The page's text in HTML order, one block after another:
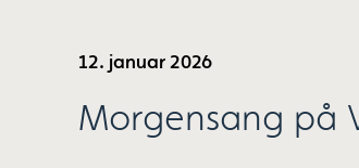
12. januar 2026
Morgensang på